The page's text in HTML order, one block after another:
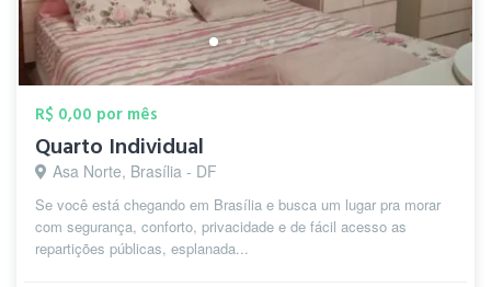
R$ 0,00 por mês
Quarto Individual
Asa Norte, Brasília - DF
Se você está chegando em Brasília e busca um lugar pra morar
com segurança, conforto, privacidade e de fácil acesso as
repartições públicas, esplanada...